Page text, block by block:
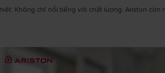
Không chỉ nổi tiếng với chất lượng, Ariston